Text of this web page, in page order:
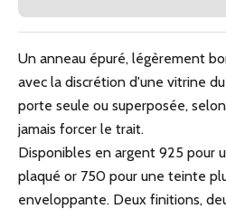
Un anneau épuré, légèrement
avec la discrétion d'une vitrine
porte seule ou superposée,
jamais forcer le trait.
Disponibles en argent 925 pour
plaqué or 750 pour une teinte
enveloppante. Deux finitions,